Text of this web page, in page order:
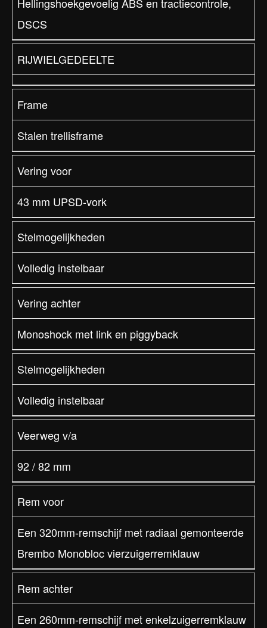
Hellingshoekgevoelig ABS en tractiecontrole,
DSCS
RIJWIELGEDEELTE
Frame
Stalen trellisframe
Vering voor
43 mm UPSD-vork
Stelmogelijkheden
Volledig instelbaar
Vering achter
Monoshock met link en piggyback
Stelmogelijkheden
Volledig instelbaar
Veerweg v/a
92 / 82 mm
Rem voor
Een 320mm-remschijf met radiaal gemonteerde
Brembo Monobloc vierzuigerremklauw
Rem achter
Een 260mm-remschijf met enkelzuigerremklauw